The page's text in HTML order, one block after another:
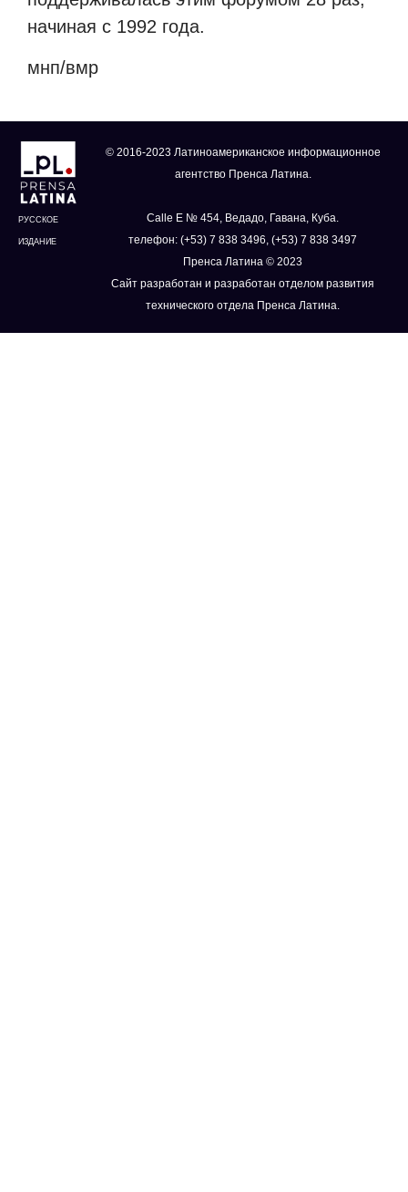
начиная с 1992 года.
мнп/вмр
РУССКОЕ
ИЗДАНИЕ
© 2016-2023 Латиноамериканское информационное
агентство Пренса Латина.
Calle E № 454, Ведадо, Гавана, Куба.
телефон: (+53) 7 838 3496, (+53) 7 838 3497
Пренса Латина © 2023
Сайт разработан и разработан отделом развития
технического отдела Пренса Латина.